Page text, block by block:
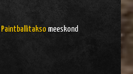
Paintballitakso meeskond